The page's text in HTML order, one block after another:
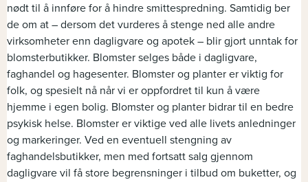
nødt til å innføre for å hindre smittespredning. Samtidig ber
de om at – dersom det vurderes å stenge ned alle andre
virksomheter enn dagligvare og apotek – blir gjort unntak for
blomsterbutikker. Blomster selges både i dagligvare,
faghandel og hagesenter. Blomster og planter er viktig for
folk, og spesielt nå når vi er oppfordret til kun å være
hjemme i egen bolig. Blomster og planter bidrar til en bedre
psykisk helse. Blomster er viktige ved alle livets anledninger
og markeringer. Ved en eventuell stengning av
faghandelsbutikker, men med fortsatt salg gjennom
dagligvare vil få store begrensninger i tilbud om buketter, og